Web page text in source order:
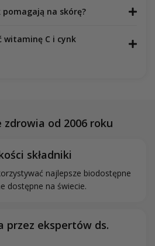
na skórę?
witaminę C i cynk
od 2006 roku
składniki
najlepsze biodostępne
dostępne na świecie.
przez ekspertów ds.